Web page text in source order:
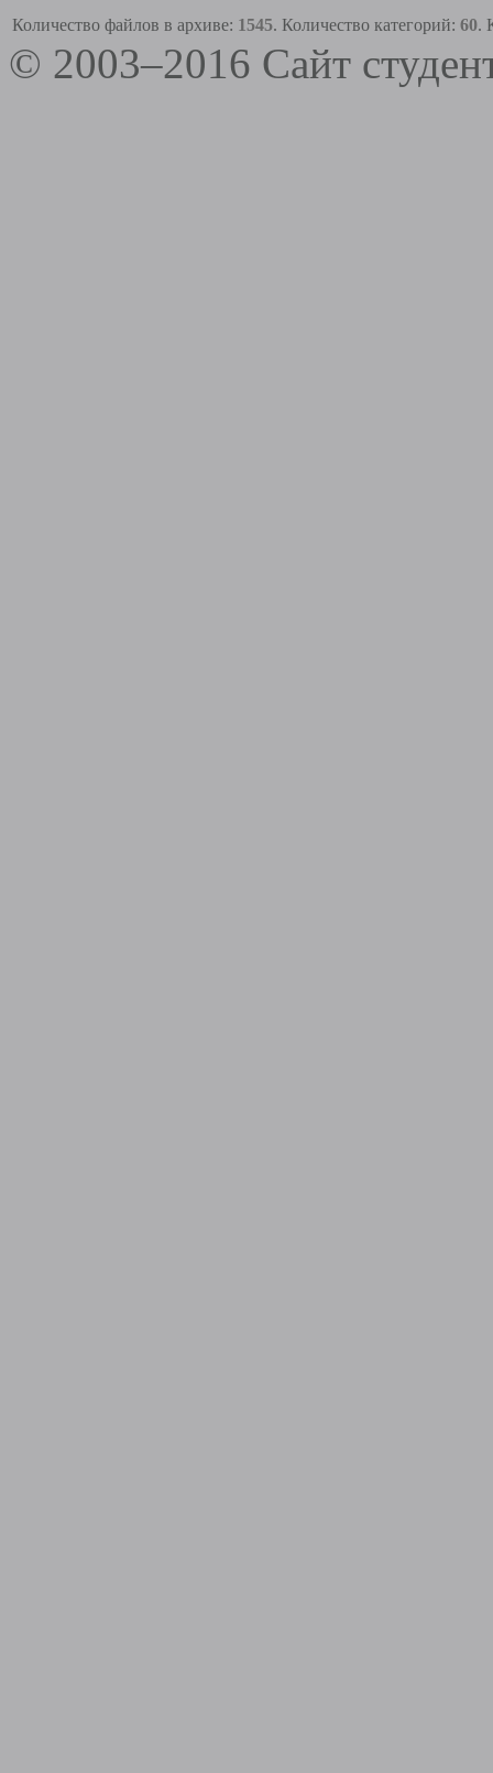
Количество файлов в архиве: 1545. Количество категорий: 60.
© 2003–2016 Сайт